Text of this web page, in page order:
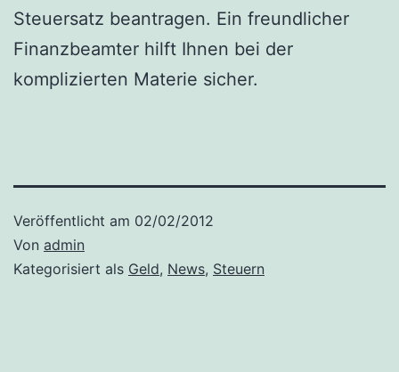
Steuersatz beantragen. Ein freundlicher
Finanzbeamter hilft Ihnen bei der
komplizierten Materie sicher.
Veröffentlicht am 02/02/2012
Von admin
Kategorisiert als Geld, News, Steuern